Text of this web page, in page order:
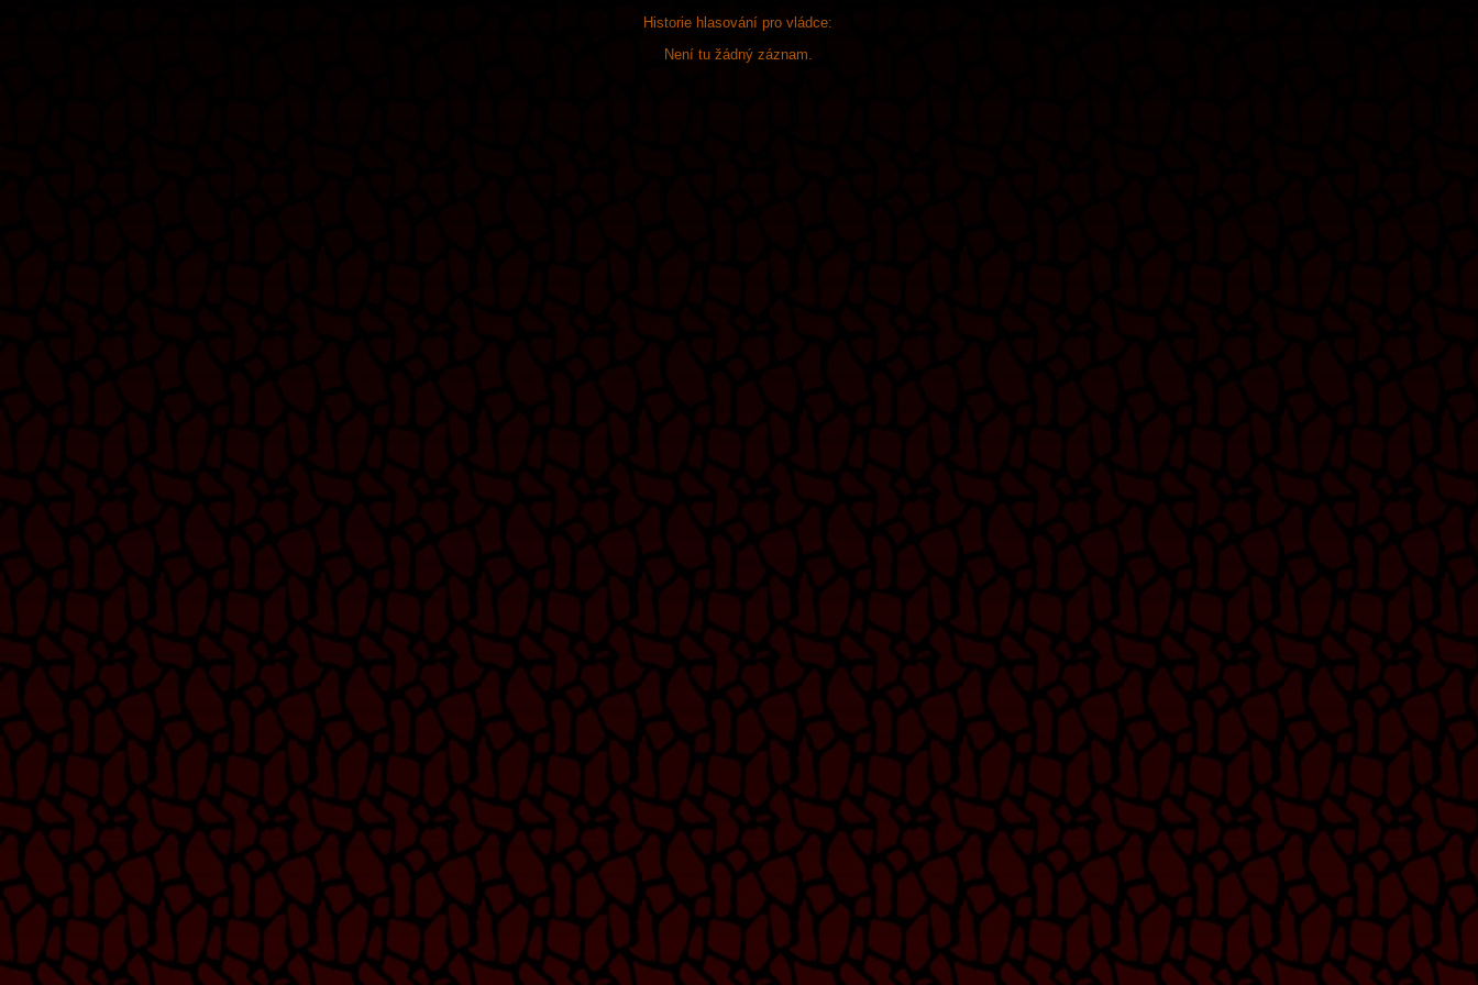
Historie hlasování pro vládce:
Není tu žádný záznam.